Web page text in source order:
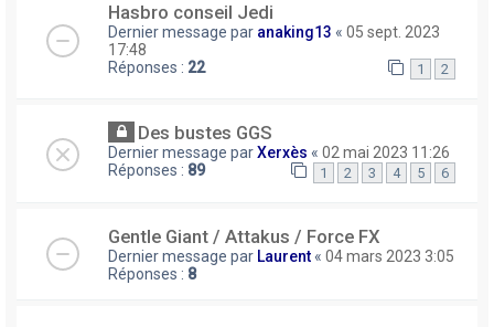
Hasbro conseil Jedi
Dernier message par anaking13 « 05 sept. 2023
17:48
Réponses : 22 1 2
Des bustes GGS
Dernier message parXerxès « 02 mai 2023 11:26
Réponses : 89 1 2 3 4 5 6
Gentle Giant / Attakus / Force FX
Dernier message par Laurent « 04 mars 2023 3:05
Réponses : 8